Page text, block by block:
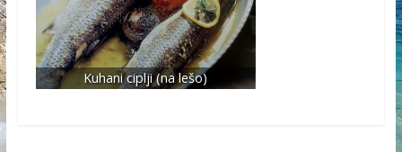
Kuhani ciplji (na lešo)